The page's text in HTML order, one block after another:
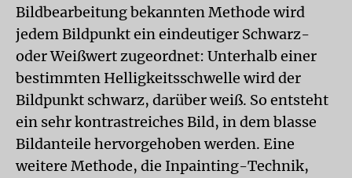
Bildbearbeitung bekannten Methode wird
jedem Bildpunkt ein eindeutiger Schwarz-
oder Weißwert zugeordnet: Unterhalb einer
bestimmten Helligkeitsschwelle wird der
Bildpunkt schwarz, darüber weiß. So entsteht
ein sehr kontrastreiches Bild, in dem blasse
Bildanteile hervorgehoben werden. Eine
weitere Methode, die Inpainting-Technik,